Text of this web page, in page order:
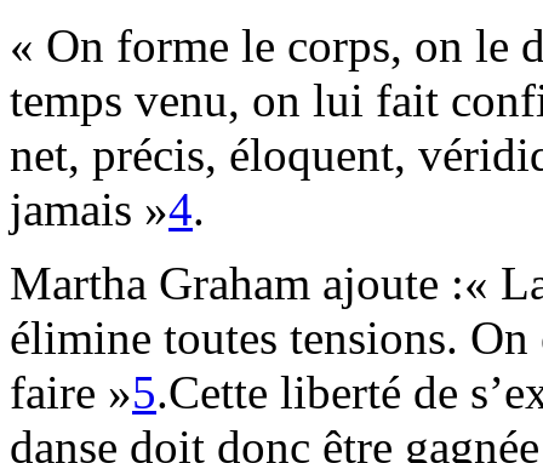
« On forme le corps, on le
temps venu, on lui fait
net, précis, éloquent,
jamais »4.
Martha Graham ajoute :«
élimine toutes tensions.
faire »5.Cette liberté de
danse doit donc être